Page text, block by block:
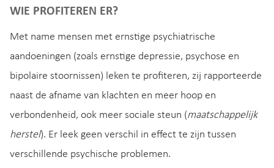
WIE PROFITEREN ER?
Met name mensen met ernstige psychiatrische
aandoeningen (zoals ernstige depressie, psychose en
bipolaire stoornissen) leken te profiteren, zij rapporteerde
naast de afname van klachten en meer hoop en
verbondenheid, ook meer sociale steun (maatschappelijk
herstel). Er leek geen verschil in effect te zijn tussen
verschillende psychische problemen.